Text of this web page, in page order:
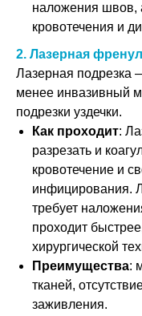
наложения швов,
кровотечения и
2. Лазерная
Лазерная подрезка
менее инвазивный
подрезки уздечки.
Как проходит:
разрезать и
кровотечение и
инфицирования.
требует
проходит
хирургической
Преимущества:
тканей,
заживления.